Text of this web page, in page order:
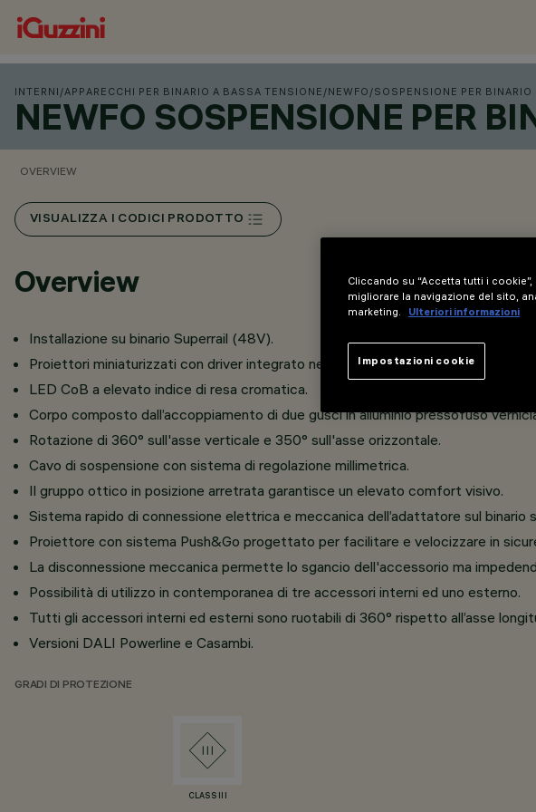
INTERNI /APPARECCHI PER BINARIO A BASSA TENSIONE /NEWFO /SOSPENSIONE PER
NEWFO SOSPENSIONE PER
OVERVIEW
VISUALIZZA I CODICI PRODOTTO
Overview
Installazione su binario Superrail (48V).
Proiettori miniaturizzati con driver integrato nell’adattatore intrack.
LED CoB a elevato indice di resa cromatica.
Corpo composto dall’accoppiamento di due gusci in alluminio pressofuso
Rotazione di 360° sull'asse verticale e 350° sull'asse orizzontale.
Cavo di sospensione con sistema di regolazione millimetrica.
Il gruppo ottico in posizione arretrata garantisce un elevato comfort visivo.
Sistema rapido di connessione elettrica e meccanica dell’adattatore sul binario
Proiettore con sistema Push&Go progettato per facilitare e velocizzare in
La disconnessione meccanica permette lo sgancio dell'accessorio ma
Possibilità di utilizzo in contemporanea di tre accessori interni ed uno esterno.
Tutti gli accessori interni ed esterni sono ruotabili di 360° rispetto all’asse
Versioni DALI Powerline e Casambi.
GRADI DI PROTEZIONE
CLASS III
Cliccando su “Accetta tutti i
migliorare la navigazione del sito,
marketing.
Ulteriori informazioni
Impostazioni cookie